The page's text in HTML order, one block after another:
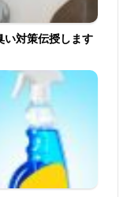
い対策伝授します